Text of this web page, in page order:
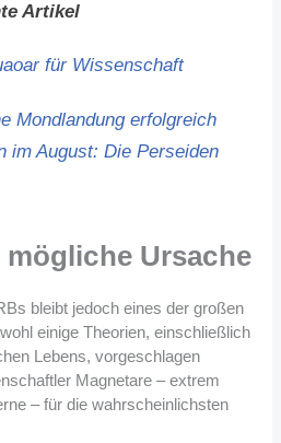
Artikel
für Wissenschaft
Mondlandung erfolgreich
im August: Die Perseiden
mögliche Ursache
bleibt jedoch eines der großen
einige Theorien, einschließlich
Lebens, vorgeschlagen
Magnetare – extrem
– für die wahrscheinlichsten